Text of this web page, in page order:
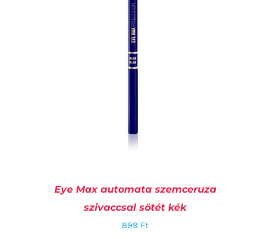
Eye Max automata szemceruza
szivaccsal sötét kék
899 Ft